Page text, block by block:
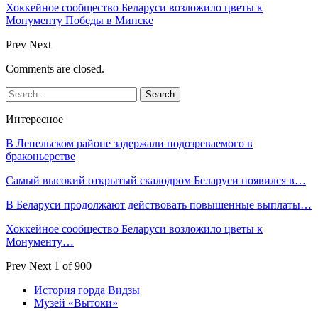
Хоккейное сообщество Беларуси возложило цветы к
Монументу Победы в Минске
Prev Next
Comments are closed.
Интересное
В Лепельском районе задержали подозреваемого в
браконьерстве
Самый высокий открытый скалодром Беларуси появился в…
В Беларуси продолжают действовать повышенные выплаты…
Хоккейное сообщество Беларуси возложило цветы к
Монументу…
Prev Next 1 of 900
История горда Видзы
Музей «Вытоки»